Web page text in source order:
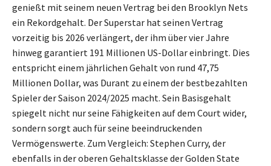
genießt mit seinem neuen Vertrag bei den Brooklyn Nets
ein Rekordgehalt. Der Superstar hat seinen Vertrag
vorzeitig bis 2026 verlängert, der ihm über vier Jahre
hinweg garantiert 191 Millionen US-Dollar einbringt. Dies
entspricht einem jährlichen Gehalt von rund 47,75
Millionen Dollar, was Durant zu einem der bestbezahlten
Spieler der Saison 2024/2025 macht. Sein Basisgehalt
spiegelt nicht nur seine Fähigkeiten auf dem Court wider,
sondern sorgt auch für seine beeindruckenden
Vermögenswerte. Zum Vergleich: Stephen Curry, der
ebenfalls in der oberen Gehaltsklasse der Golden State